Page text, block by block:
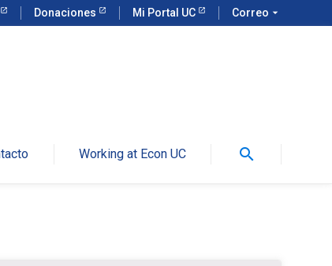
Donaciones Mi Portal UC Correo arrow_drop_down
Working at Econ UC search